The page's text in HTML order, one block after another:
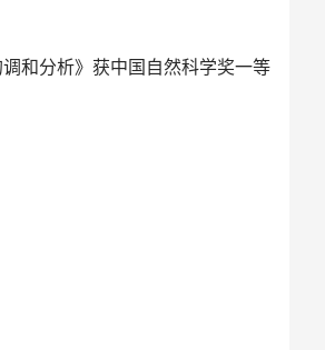
和分析》获中国自然科学奖一等